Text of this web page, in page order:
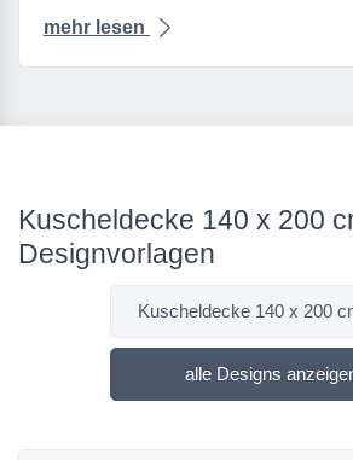
mehr lesen
Kuscheldecke 140 x 200
Designvorlagen
Kuscheldecke 140 x 200
alle Designs